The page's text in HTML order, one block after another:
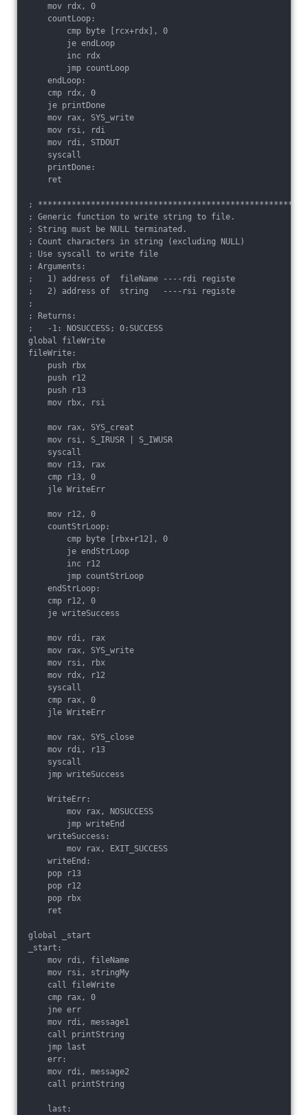
    mov rdx, 0
    countLoop:
        cmp byte [rcx+rdx], 0
        je endLoop
        inc rdx
        jmp countLoop
    endLoop:
    cmp rdx, 0
    je printDone
    mov rax, SYS_write
    mov rsi, rdi
    mov rdi, STDOUT
    syscall
    printDone:
    ret
; ******************************************************
; Generic function to write string to file.
; String must be NULL terminated.
; Count characters in string (excluding NULL)
; Use syscall to write file
; Arguments:
;   1) address of  fileName ----rdi registe
;   2) address of  string   ----rsi registe
;
; Returns:
;   -1: NOSUCCESS; 0:SUCCESS
global fileWrite
fileWrite:
    push rbx
    push r12
    push r13
    mov rbx, rsi
    mov rax, SYS_creat
    mov rsi, S_IRUSR | S_IWUSR
    syscall
    mov r13, rax
    cmp r13, 0
    jle WriteErr
    mov r12, 0
    countStrLoop:
        cmp byte [rbx+r12], 0
        je endStrLoop
        inc r12
        jmp countStrLoop
    endStrLoop:
    cmp r12, 0
    je writeSuccess
    mov rdi, rax
    mov rax, SYS_write
    mov rsi, rbx
    mov rdx, r12
    syscall
    cmp rax, 0
    jle WriteErr
    mov rax, SYS_close
    mov rdi, r13
    syscall
    jmp writeSuccess
    WriteErr:
        mov rax, NOSUCCESS
        jmp writeEnd
    writeSuccess:
        mov rax, EXIT_SUCCESS
    writeEnd:
    pop r13
    pop r12
    pop rbx
    ret
global _start
_start:
    mov rdi, fileName
    mov rsi, stringMy
    call fileWrite
    cmp rax, 0
    jne err
    mov rdi, message1
    call printString
    jmp last
    err:
    mov rdi, message2
    call printString
    last: